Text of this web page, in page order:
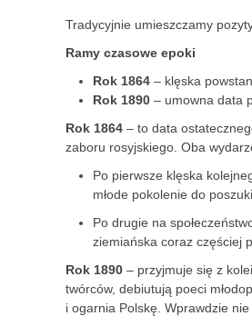
Tradycyjnie umieszczamy
Ramy czasowe epoki
Rok 1864 – klęska
Rok 1890 – umowna data
Rok 1864 – to data
zaboru rosyjskiego. Oba
Po pierwsze klęska
młode pokolenie do
Po drugie na
ziemiańska coraz częściej
Rok 1890 – przyjmuje się z
twórców, debiutują poeci
i ogarnia Polskę. Wprawdzie